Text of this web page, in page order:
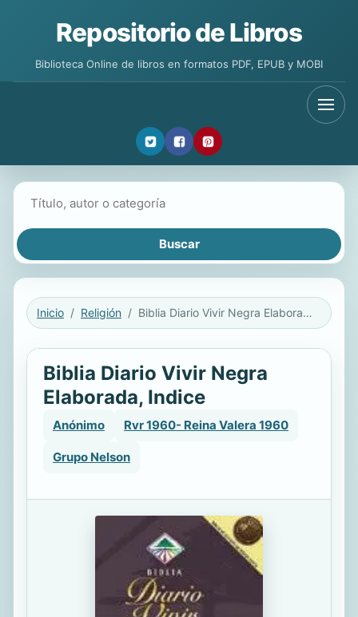
Repositorio de Libros
Biblioteca Online de libros en formatos PDF, EPUB y MOBI
Inicio Religión Biblia Diario Vivir Negra Elaborada, Indice
Biblia Diario Vivir Negra
Elaborada, Indice
Anónimo Rvr 1960- Reina Valera 1960
Grupo Nelson